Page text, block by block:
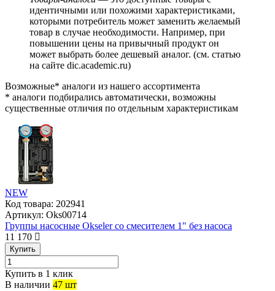
идентичными или похожими характеристиками,
которыми потребитель может заменить желаемый
товар в случае необходимости. Например, при
повышении цены на привычный продукт он
может выбрать более дешевый аналог. (см. статью
на сайте dic.academic.ru)
Возможные* аналоги из нашего ассортимента
* аналоги подбирались автоматически, возможны
существенные отличия по отдельным характеристикам
NEW
Код товара: 202941
Артикул: Oks00714
Группы насосные Okseler со смесителем 1" без насоса
11 170
Купить
Купить в 1 клик
В наличии 47 шт